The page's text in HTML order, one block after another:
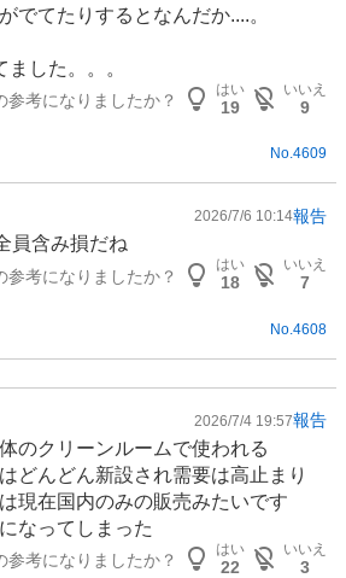
でてたりするとなんだか....。
した。。。
参考になりましたか？
はい
19
いいえ
9
No.4609
2026/7/6 10:14報告
員含み損だね
参考になりましたか？
はい
18
いいえ
7
No. 4608
2026/7/4 19:57報告
のクリーンルームで使われる
どんどん新設され需要は高止まり
現在国内のみの販売みたいです
なってしまった
参考になりましたか？
はい
22
いいえ
3